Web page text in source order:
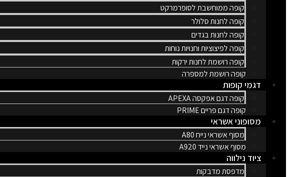
קופה ממוחשבת לסופרמרקט
קופה לחנות סלולר
קופה לחנות בגדים
קופה לפיצוציות וחנויות נוחות
קופה רושמת לחנות ירקות
קופה רושמת למספרה
דגמי קופות
קופה דגם אפקסה APEXA
קופה דגם פריים PRIME
מסופוני אשראי
מסוף אשראי נייח A80
מסוף אשראי נייד A920
ציוד נילווה
מדפסת מדבקות